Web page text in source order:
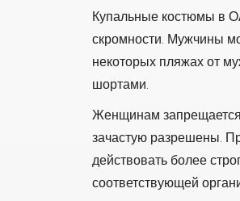
Купальные костюмы в
скромности. Мужчины
некоторых пляжах от
шортами.
Женщинам запрещается
зачастую разрешены.
действовать более
соответствующей